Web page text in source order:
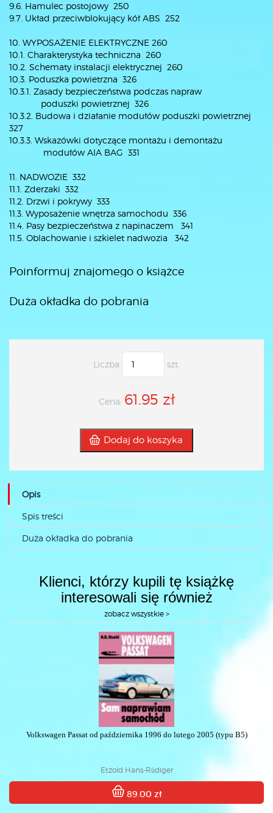
9.6. Hamulec postojowy 250
9.7. Układ przeciwblokujący kół ABS 252
10. WYPOSAŻENIE ELEKTRYCZNE 260
10.1. Charakterystyka techniczna 260
10.2. Schematy instalacji elektrycznej 260
10.3. Poduszka powietrzna 326
10.3.1. Zasady bezpieczeństwa podczas napraw
poduszki powietrznej 326
10.3.2. Budowa i działanie modułów poduszki powietrznej
327
10.3.3. Wskazówki dotyczące montażu i demontażu
modułów AlA BAG 331
11. NADWOZIE 332
11.1. Zderzaki 332
11.2. Drzwi i pokrywy 333
11.3. Wyposażenie wnętrza samochodu 336
11.4. Pasy bezpieczeństwa z napinaczem 341
11.5. Oblachowanie i szkielet nadwozia 342
Poinformuj znajomego o książce
Duża okładka do pobrania
Liczba szt.
Cena: 61.95 zł
Dodaj do koszyka
Opis
Spis treści
Duża okładka do pobrania
Klienci, którzy kupili tę książkę
interesowali się również
zobacz wszystkie >
Volkswagen Passat od października 1996 do lutego 2005 (typu B5)
Etzold Hans-Rüdiger
89.00 zł